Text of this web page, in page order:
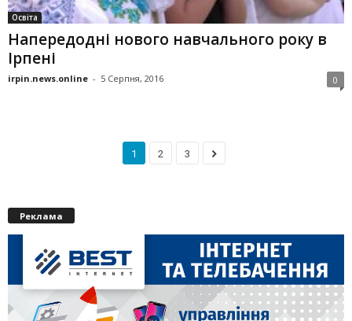
Освіта
Напередодні нового навчального року в
Ірпені
irpin.news.online - 5 Серпня, 2016 0
1 2 3
Реклама